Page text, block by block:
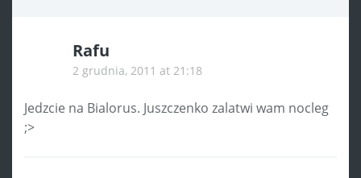
Rafu
2 grudnia, 2011 at 21:18
Jedzcie na Bialorus. Juszczenko zalatwi wam nocleg
;>